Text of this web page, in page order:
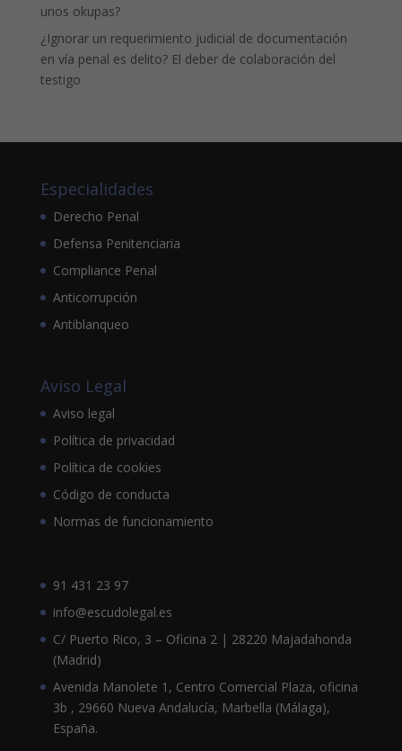
unos okupas?
¿Ignorar un requerimiento judicial de documentación
en vía penal es delito? El deber de colaboración del
testigo
Especialidades
Derecho Penal
Defensa Penitenciaria
Compliance Penal
Anticorrupción
Antiblanqueo
Aviso Legal
Aviso legal
Política de privacidad
Política de cookies
Código de conducta
Normas de funcionamiento
91 431 23 97
info@escudolegal.es
C/ Puerto Rico, 3 – Oficina 2 | 28220 Majadahonda
(Madrid)
Avenida Manolete 1, Centro Comercial Plaza, oficina
3b , 29660 Nueva Andalucía, Marbella (Málaga),
España.